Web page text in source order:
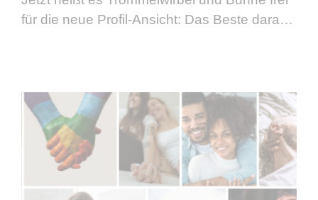
für die neue Profil-Ansicht: Das Beste daran: